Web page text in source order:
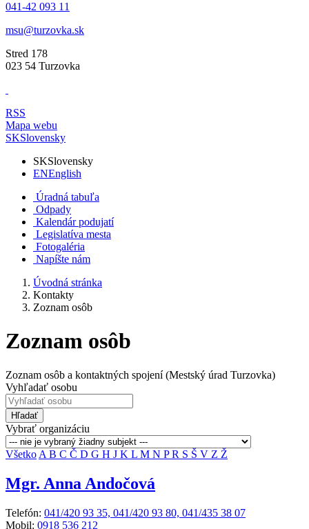
041-42 093 11
msu@turzovka.sk
Stred 178
023 54 Turzovka
RSS
Mapa webu
SKSlovensky
SKSlovensky
ENEnglish
Úradná tabuľa
Odpady
Kalendár podujatí
Legislatíva mesta
Fotogaléria
Napíšte nám
Úvodná stránka
Kontakty
Zoznam osôb
Zoznam osôb
Zoznam osôb a kontaktných spojení (Mestský úrad Turzovka)
Vyhľadať osobu
Hľadať
Vybrať organizáciu
Všetko A B C Č D G H J K L M N PR S Š V Z Ž
Mgr. Anna Andočová
Telefón: 041/420 93 35, 041/420 93 80, 041/435 38 07
Mobil: 0918 536 212